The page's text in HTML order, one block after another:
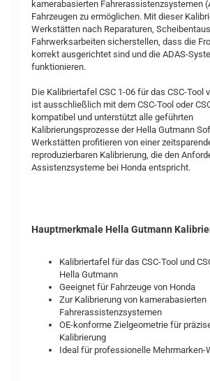
kamerabasierten Fahrerassistenzsystemen
Fahrzeugen zu ermöglichen. Mit dieser
Werkstätten nach Reparaturen,
Fahrwerksarbeiten sicherstellen, dass die
korrekt ausgerichtet sind und die ADAS-
funktionieren.
Die Kalibriertafel CSC 1-06 für das CSC-Tool
ist ausschließlich mit dem CSC-Tool oder
kompatibel und unterstützt alle geführten
Kalibrierungsprozesse der Hella Gutmann
Werkstätten profitieren von einer
reproduzierbaren Kalibrierung, die den
Assistenzsysteme bei Honda entspricht.
Hauptmerkmale Hella Gutmann
Kalibriertafel für das CSC-Tool und
Hella Gutmann
Geeignet für Fahrzeuge von Honda
Zur Kalibrierung von kamerabasierten
Fahrerassistenzsystemen
OE-konforme Zielgeometrie für
Kalibrierung
Ideal für professionelle Mehrmarken-